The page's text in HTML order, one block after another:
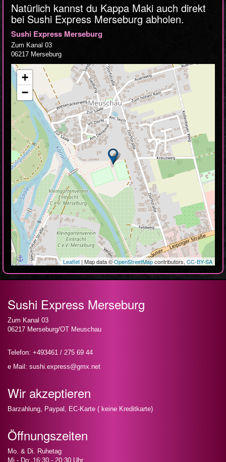
Natürlich kannst du Kappa Maki auch direkt
bei Sushi Express Merseburg abholen.
Sushi Express Merseburg
Zum Kanal 03
06217 Merseburg
+
−
Leaflet | Map data ©OpenStreetMapcontributors, CC-BY-SA
Sushi Express Merseburg
Zum Kanal 03
06217 Merseburg/OT Meuschau
Telefon: +493461 / 275 69 44
e Mail: sushi.express@gmx.net
Wir akzeptieren
Barzahlung, Paypal, EC-Karte ( keine Kreditkarte)
Öffnungszeiten
Mo. & Di. Ruhetag
Mi - Do: 16:30 - 20:30 Uhr